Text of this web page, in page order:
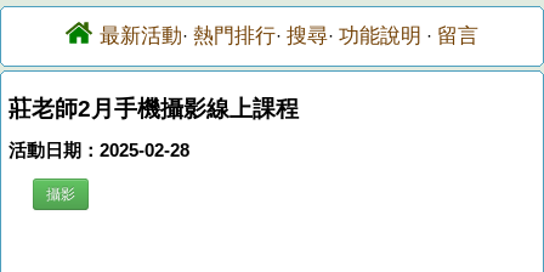
最新活動· 熱門排行· 搜尋· 功能說明 · 留言
莊老師2月手機攝影線上課程
活動日期：2025-02-28
攝影